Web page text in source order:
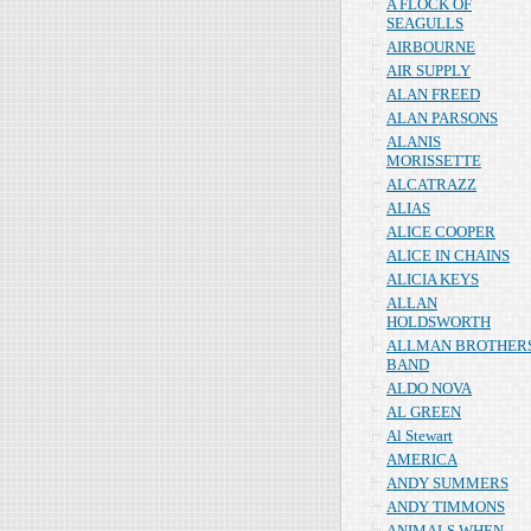
A FLOCK OF
SEAGULLS
AIRBOURNE
AIR SUPPLY
ALAN FREED
ALAN PARSONS
ALANIS
MORISSETTE
ALCATRAZZ
ALIAS
ALICE COOPER
ALICE IN CHAINS
ALICIA KEYS
ALLAN
HOLDSWORTH
ALLMAN
BAND
ALDO NOVA
AL GREEN
Al Stewart
AMERICA
ANDY SUMMERS
ANDY TIMMONS